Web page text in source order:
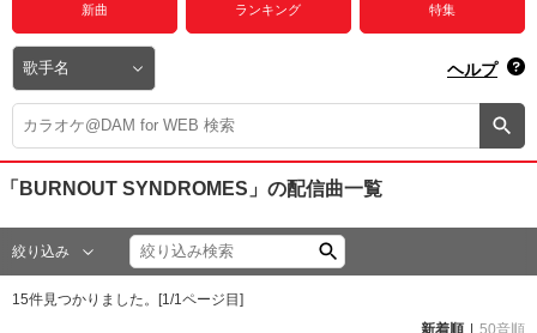
DAM★とも動画
DAM★とも録音
カラオケ＠DAM
ユーザー検索
新曲 ランキング 特集
ヘルプ
「BURNOUT SYNDROMES」 の配信曲一覧
絞り込み
15件見つかりました。[1 /1 ページ目]
新着順
50音順